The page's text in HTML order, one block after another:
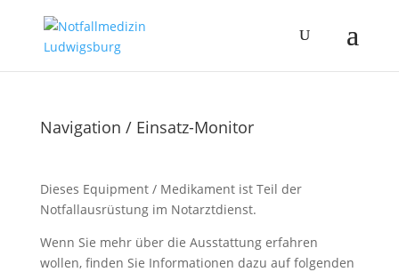
Navigation / Einsatz-Monitor
Dieses Equipment / Medikament ist Teil der
Notfallausrüstung im Notarztdienst.
Wenn Sie mehr über die Ausstattung erfahren
wollen, finden Sie Informationen dazu auf folgenden